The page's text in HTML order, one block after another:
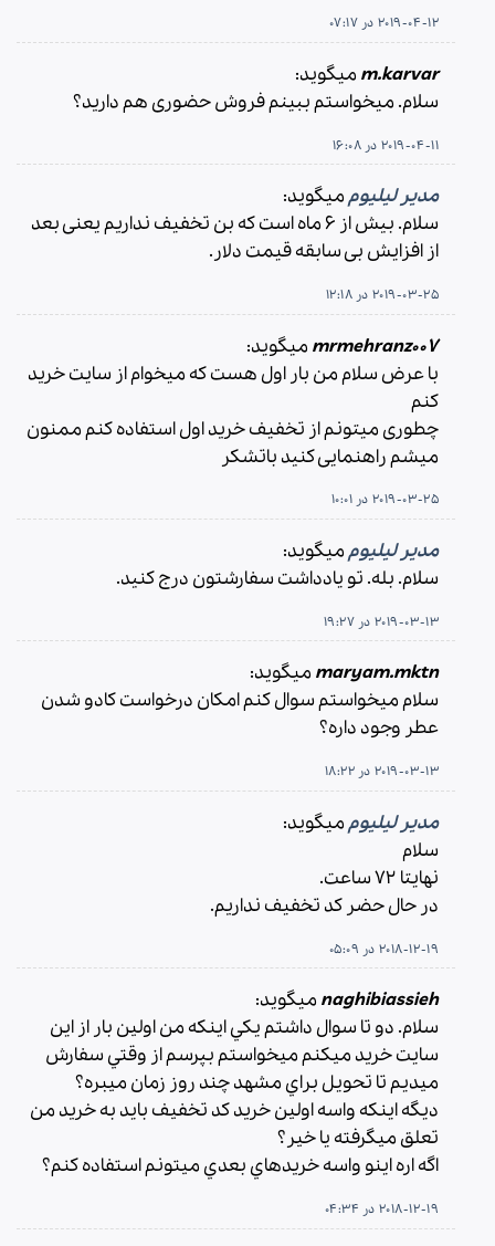
2019-04-12 در 07:17
m.karvar میگوید:
سلام. میخواستم ببینم فروش حضوری هم دارید؟
2019-04-11 در 16:08
مدیر لیلیوممیگوید:
سلام. بیش از ۶ ماه است که بن تخفیف نداریم یعنی بعد
از افزایش بی سابقه قیمت دلار.
2019-03-25 در 12:18
mrmehranz007 میگوید:
با عرض سلام من بار اول هست که میخوام از سایت خرید
کنم
چطوری میتونم از تخفیف خرید اول استفاده کنم ممنون
میشم راهنمایی کنید باتشکر
2019-03-25 در 10:01
مدیر لیلیوممیگوید:
سلام. بله. تو یادداشت سفارشتون درج کنید.
2019-03-13 در 19:27
maryam.mktn میگوید:
سلام میخواستم سوال کنم امکان درخواست کادو شدن
عطر وجود داره؟
2019-03-13 در 18:22
مدیر لیلیوممیگوید:
سلام
نهایتا ۷۲ ساعت.
در حال حضر کد تخفیف نداریم.
2018-12-19 در 05:09
naghibiassieh میگوید:
سلام. دو تا سوال داشتم يكي اينكه من اولين بار از اين
سايت خريد ميكنم ميخواستم بپرسم از وقتي سفارش
ميديم تا تحويل براي مشهد چند روز زمان ميبره؟
ديگه اينكه واسه اولين خريد كد تخفيف بايد به خريد من
تعلق ميگرفته يا خير؟
اگه اره اينو واسه خريدهاي بعدي ميتونم استفاده كنم؟
2018-12-19 در 04:34